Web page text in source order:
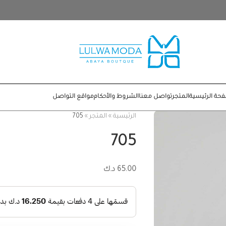
الرئيسيةالمتجرتواصل معناالشروط والأحكاممواقع التواصل
الرئيسية» المتجر »
705
705
65.00 د.ك